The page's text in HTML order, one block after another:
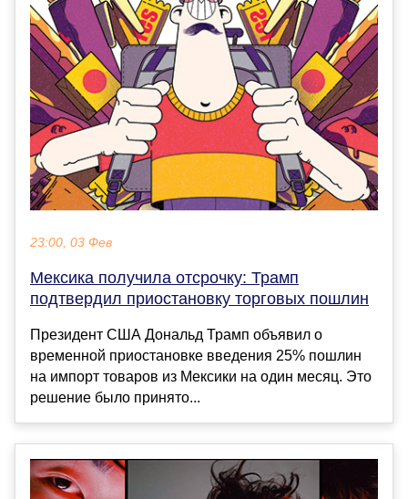
23:00, 03 Фев
Мексика получила отсрочку: Трамп
подтвердил приостановку торговых пошлин
Президент США Дональд Трамп объявил о
временной приостановке введения 25% пошлин
на импорт товаров из Мексики на один месяц. Это
решение было принято...